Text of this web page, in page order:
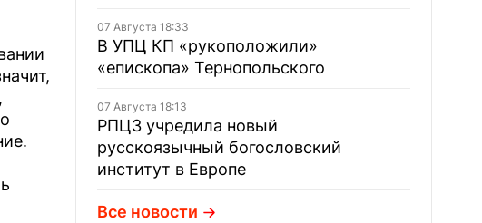
07 Августа 18:33
В УПЦ КП «рукоположили»
«епископа» Тернопольского
07 Августа 18:13
РПЦЗ учредила новый
русскоязычный богословский
институт в Европе
Все новости